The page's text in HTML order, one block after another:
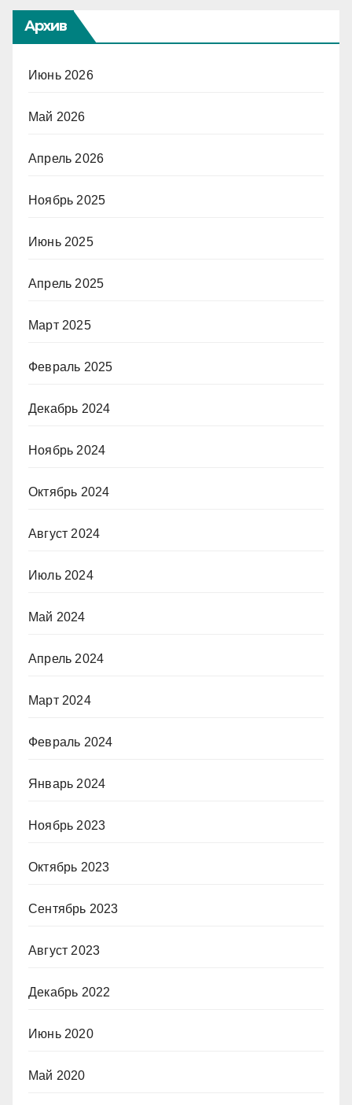
Архив
Июнь 2026
Май 2026
Апрель 2026
Ноябрь 2025
Июнь 2025
Апрель 2025
Март 2025
Февраль 2025
Декабрь 2024
Ноябрь 2024
Октябрь 2024
Август 2024
Июль 2024
Май 2024
Апрель 2024
Март 2024
Февраль 2024
Январь 2024
Ноябрь 2023
Октябрь 2023
Сентябрь 2023
Август 2023
Декабрь 2022
Июнь 2020
Май 2020